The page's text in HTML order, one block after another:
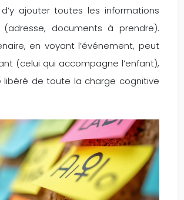
ajouter toutes les informations
(adresse, documents à prendre).
en voyant l’événement, peut
(celui qui accompagne l’enfant),
libéré de toute la charge cognitive